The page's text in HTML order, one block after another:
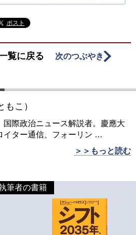
ポスト
覧に戻る 次のつぶやき
こ）
際政治ニュース解説者。慶應大
ター通信、フォーリン …
＞＞もっと読む
筆者の書籍